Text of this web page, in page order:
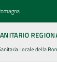
Locale della